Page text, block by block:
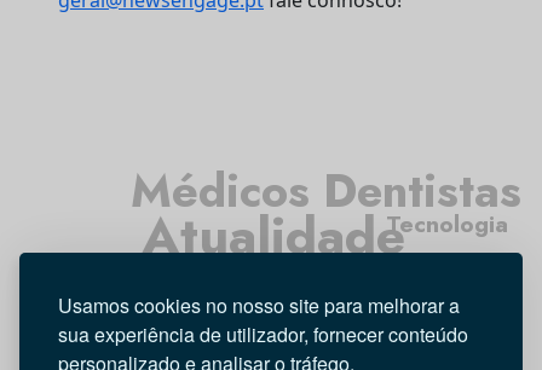
Usamos cookies no nosso site para melhorar a
sua experiência de utilizador, fornecer conteúdo
personalizado e analisar o tráfego.
Atualidade
Médicos Dentistas
Higiene Oral
Entrevista
Opinião
Tecnologia